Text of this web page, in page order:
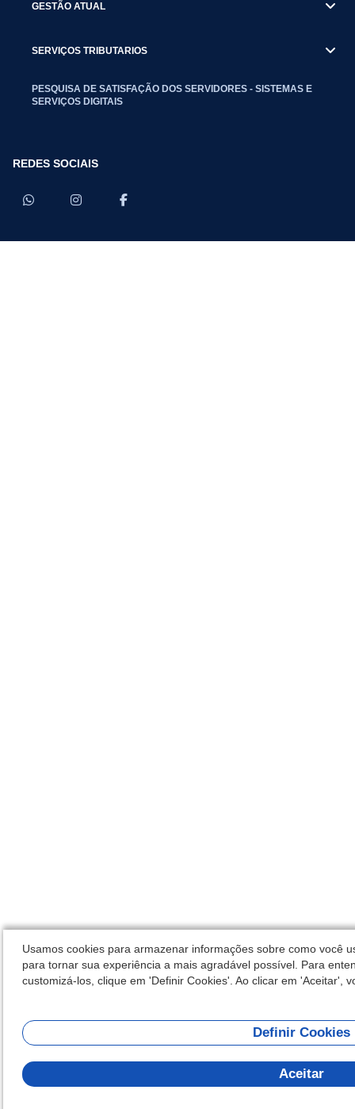
GESTÃO ATUAL
SERVIÇOS TRIBUTARIOS
PESQUISA DE SATISFAÇÃO DOS SERVIDORES - SISTEMAS E
SERVIÇOS DIGITAIS
REDES SOCIAIS
Usamos cookies para armazenar informações sobre como você
para tornar sua experiência a mais agradável possível. Para
customizá-los, clique em 'Definir Cookies'. Ao clicar em 'Aceitar',
Definir Cookies
Aceitar